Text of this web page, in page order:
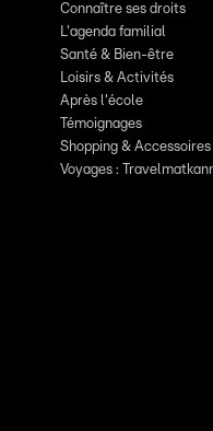
Connaître ses droits
L'agenda familial
Santé & Bien-être
Loisirs & Activités
Après l'école
Témoignages
Shopping & Accessoires
Voyages :